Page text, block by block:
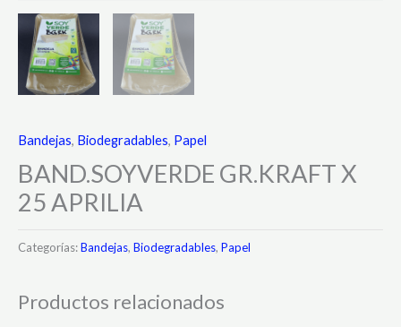
Bandejas, Biodegradables, Papel
BAND.SOYVERDE GR.KRAFT X
25 APRILIA
Categorías:Bandejas, Biodegradables, Papel
Productos relacionados